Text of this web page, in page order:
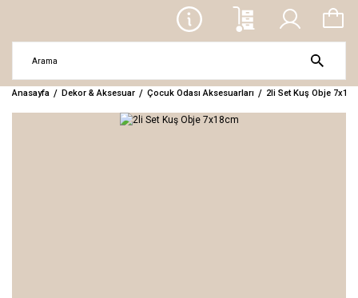
Anasayfa Dekor & Aksesuar Çocuk Odası Aksesuarları 2li Set Kuş Obje